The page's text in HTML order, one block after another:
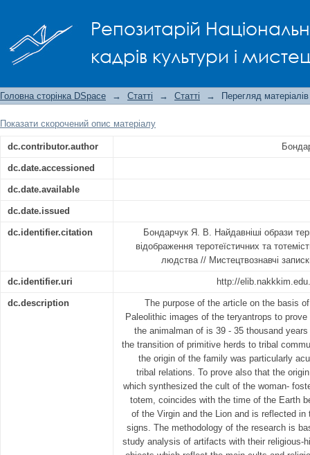
Репозитарій
кадрів культури і
та тотемicтичних уявлень
Головна сторінка DSpace → Статті → Статті → Перегляд матеріалів
Показати скорочений опис матеріалу
dc.contributor.author
dc.date.accessioned
dc.date.available
dc.date.issued
dc.identifier.citation
Бондарчук Я. В. Найдавніші образи
відображення теротеїстичних та
людства // Мистецтвознавчі
dc.identifier.uri http://
dc.description
The purpose of the article on the basis
Paleolithic images of the teryantrops to
the animalman of is 39 - 35 thousand
the transition of primitive herds to tribal
the origin of the family was particularly
tribal relations. To prove also that the
which synthesized the cult of the woman-
totem, coincides with the time of the Earth
of the Virgin and the Lion and is reflected
signs. The methodology of the research is
study analysis of artifacts with their religious-